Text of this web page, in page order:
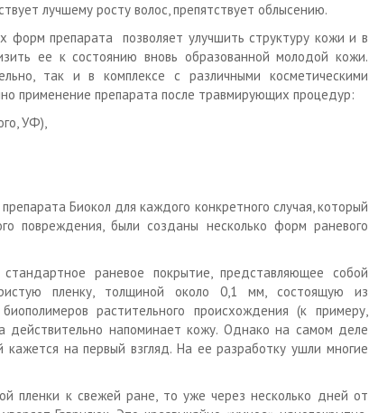
лучшему росту волос, препятствует облысению.
форм препарата позволяет улучшить структуру кожи и в
ее к состоянию вновь образованной молодой кожи.
так и в комплексе с различными косметическими
применение препарата после травмирующих процедур:
УФ),
Биокол для каждого конкретного случая, который
повреждения, были созданы несколько форм раневого
раневое покрытие, представляющее собой
пленку, толщиной около 0,1 мм, состоящую из
растительного происхождения (к примеру,
действительно напоминает кожу. Однако на самом деле
кажется на первый взгляд. На ее разработку ушли многие
пленки к свежей ране, то уже через несколько дней от